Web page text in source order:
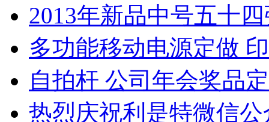
2013年新品中号五十
多功能移动电源定做
自拍杆 公司年会奖品
热烈庆祝利是特微信